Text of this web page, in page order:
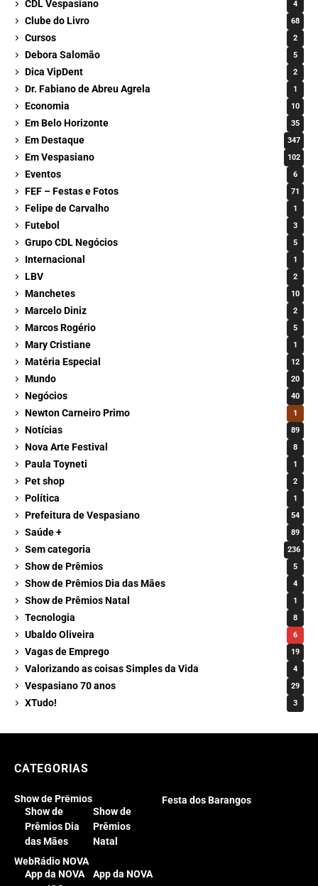
CDL Vespasiano 4
Clube do Livro 68
Cursos 2
Debora Salomão 5
Dica VipDent 2
Dr. Fabiano de Abreu Agrela 1
Economia 10
Em Belo Horizonte 35
Em Destaque 347
Em Vespasiano 102
Eventos 6
FEF – Festas e Fotos 71
Felipe de Carvalho 1
Futebol 3
Grupo CDL Negócios 5
Internacional 1
LBV 2
Manchetes 10
Marcelo Diniz 2
Marcos Rogério 5
Mary Cristiane 1
Matéria Especial 12
Mundo 20
Negócios 40
Newton Carneiro Primo 1
Notícias 89
Nova Arte Festival 8
Paula Toyneti 1
Pet shop 2
Política 1
Prefeitura de Vespasiano 54
Saúde + 89
Sem categoria 236
Show de Prêmios 5
Show de Prêmios Dia das Mães 4
Show de Prêmios Natal 1
Tecnologia 8
Ubaldo Oliveira 6
Vagas de Emprego 19
Valorizando as coisas Simples da Vida 4
Vespasiano 70 anos 29
XTudo! 3
CATEGORIAS
Show de Prêmios
Show de
Prêmios Dia
das Mães
Show de
Prêmios
Natal
Festa dos Barangos
WebRádio NOVA
App da NOVA
App da NOVA